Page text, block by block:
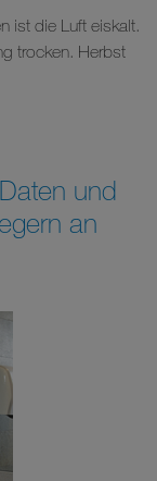
ist die Luft eiskalt.
trocken. Herbst
und
an